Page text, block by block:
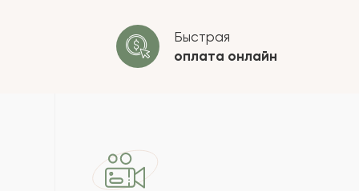
ОСТАВИТЬ ОТЗЫВ
Быстрая
оплата онлайн